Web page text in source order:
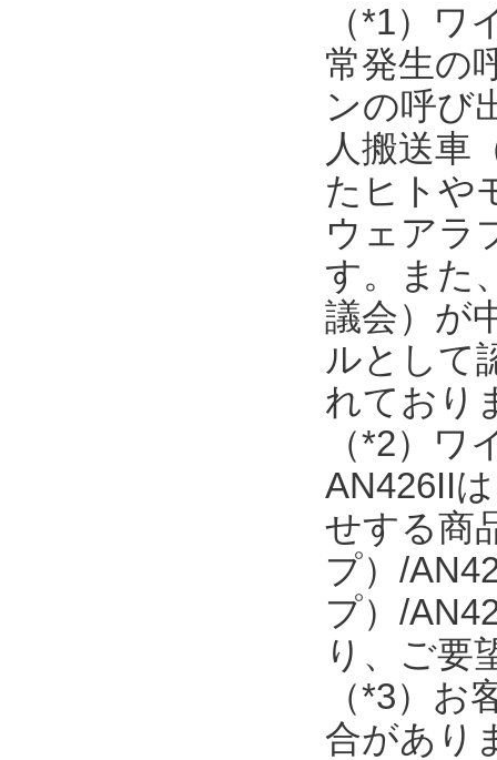
（*1）
常発生の
ンの呼び
人搬送車
たヒトや
ウェアラ
す。また
議会）が
ルとして
れており
（*2）
AN426II
せする商
プ）/
プ）/
り、ご
（*3）
合があり